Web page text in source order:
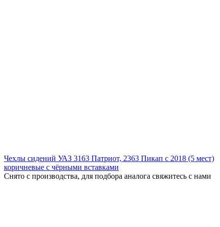
Чехлы сидений УАЗ 3163 Патриот, 2363 Пикап с 2018 (5 мест)
коричневые с чёрными вставками
Снято с производства, для подбора аналога свяжитесь с нами